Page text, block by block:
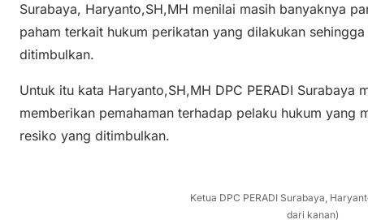
Surabaya, Haryanto,SH,MH menilai masih banyaknya
paham terkait hukum perikatan yang dilakukan
ditimbulkan.
Untuk itu kata Haryanto,SH,MH DPC PERADI Surabaya
memberikan pemahaman terhadap pelaku hukum yang
resiko yang ditimbulkan.
Ketua DPC PERADI Surabaya,
dari kanan)